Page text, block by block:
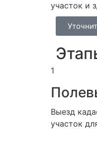
участок и
1
Выезд
участок